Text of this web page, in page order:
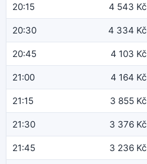
20:15 4 543 Kč
20:30 4 334 Kč
20:45 4 103 Kč
21:00 4 164 Kč
21:15 3 855 Kč
21:30 3 376 Kč
21:45 3 236 Kč